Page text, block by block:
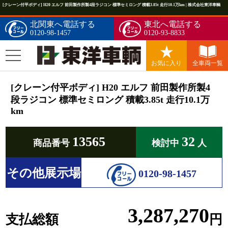
[クレーン付平ボディ] H20 エルフ 前田製作所製4段ラジコン 標準セミロング 積載3.85t 走行10.1万km | 株式会社東洋車輌
北関東へ電話する
0120-98-1457
東北へ電話する
0120-93-8833
お気に入り 全車両一覧
[クレーン付平ボディ] H20 エルフ 前田製作所製4
段ラジコン 標準セミロング 積載3.85t 走行10.1万
km
商品番号 13565 検討中 32 人
その他展示場 0120-98-1457
支払総額 3,287,270 円